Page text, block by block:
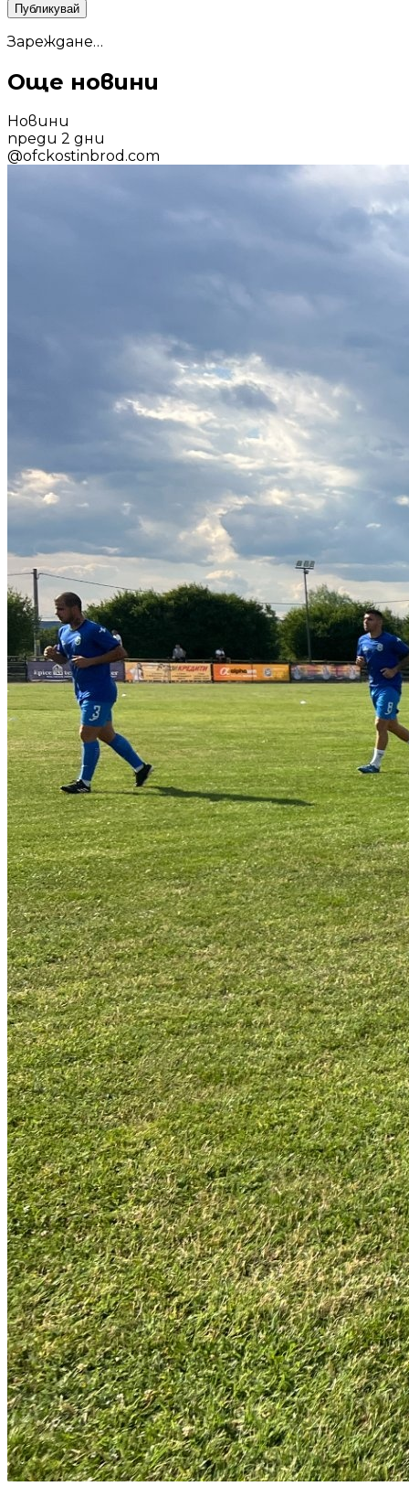
Публикувай
Зареждане…
Още новини
Новини
преди 2 дни
@ofckostinbrod.com